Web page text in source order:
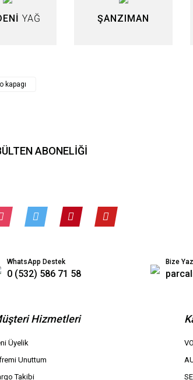
YAĞ ŞANZIMAN
kapagı
ABONELİĞİ
WhatsApp Destek
0 (532) 586 71 58
Bize
Hizmetleri
Üyelik
Unuttum
Takibi